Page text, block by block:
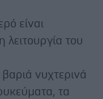
είναι
του
νυχτερινά
τα